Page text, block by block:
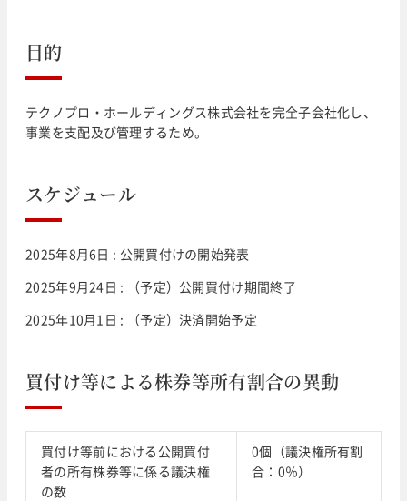
目的
テクノプロ・ホールディングス株式会社を完全子会社化し、
事業を支配及び管理するため。
スケジュール
2025年8月6日 : 公開買付けの開始発表
2025年9月24日 : （予定）公開買付け期間終了
2025年10月1日 : （予定）決済開始予定
買付け等による株券等所有割合の異動
買付け等前における公開買付
者の所有株券等に係る議決権
の数
0個（議決権所有割
合：0％）